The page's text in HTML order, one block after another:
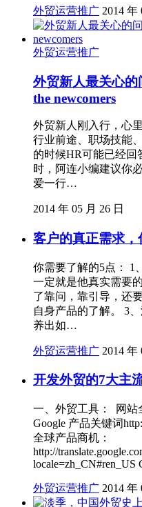
外贸运营推广 2014 年
外贸运营推广
外贸新人最关心的
the newcomers
外贸新人刚入行，心
行业前途、职场技能
的时候HR可能已经回
时，阿连小编建议你
爱一行…
2014 年 05 月 26 日
客户的真正需求，
你需要了解的5点： 1
一定就是他真实需要
了靠问，靠引导，还
自身产品的了解。 3
养出如…
外贸运营推广 2014 年
开发外贸的7大主
一、外贸工具： 网站
Google 产品关键词
全球产品商机：
http://
外贸运营推广 2014 年